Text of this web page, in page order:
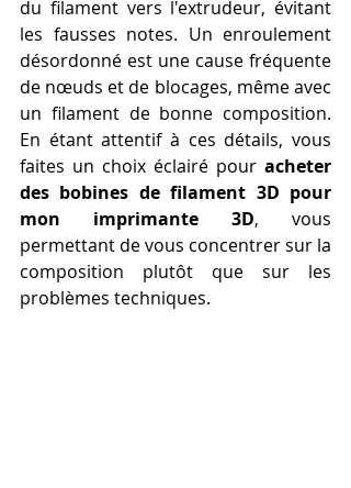
du filament vers l'extrudeur, évitant
les fausses notes. Un enroulement
désordonné est une cause fréquente
de nœuds et de blocages, même avec
un filament de bonne composition.
En étant attentif à ces détails, vous
faites un choix éclairé pour acheter
des bobines de filament 3D pour
mon imprimante 3D, vous
permettant de vous concentrer sur la
composition plutôt que sur les
problèmes techniques.